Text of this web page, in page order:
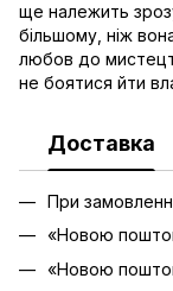
ще належить
більшому, ніж
любов до
не боятися йти
Доставка
При
«Новою
«Новою